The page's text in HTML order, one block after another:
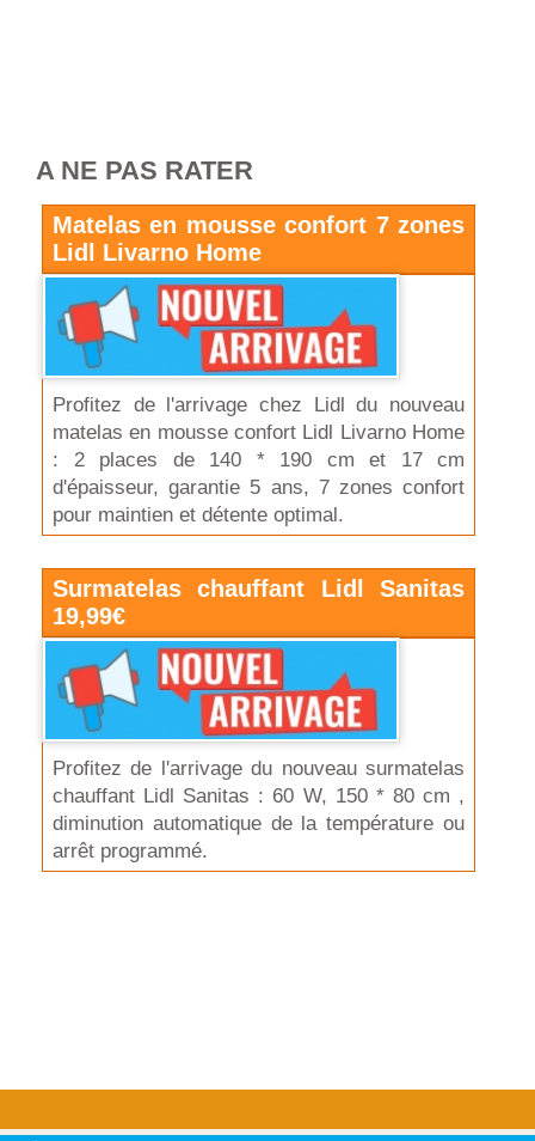
A NE PAS RATER
Matelas en mousse confort 7 zones
Lidl Livarno Home
Profitez de l'arrivage chez Lidl du nouveau
matelas en mousse confort Lidl Livarno Home
: 2 places de 140 * 190 cm et 17 cm
d'épaisseur, garantie 5 ans, 7 zones confort
pour maintien et détente optimal.
Surmatelas chauffant Lidl Sanitas
19,99€
Profitez de l'arrivage du nouveau surmatelas
chauffant Lidl Sanitas : 60 W, 150 * 80 cm ,
diminution automatique de la température ou
arrêt programmé.